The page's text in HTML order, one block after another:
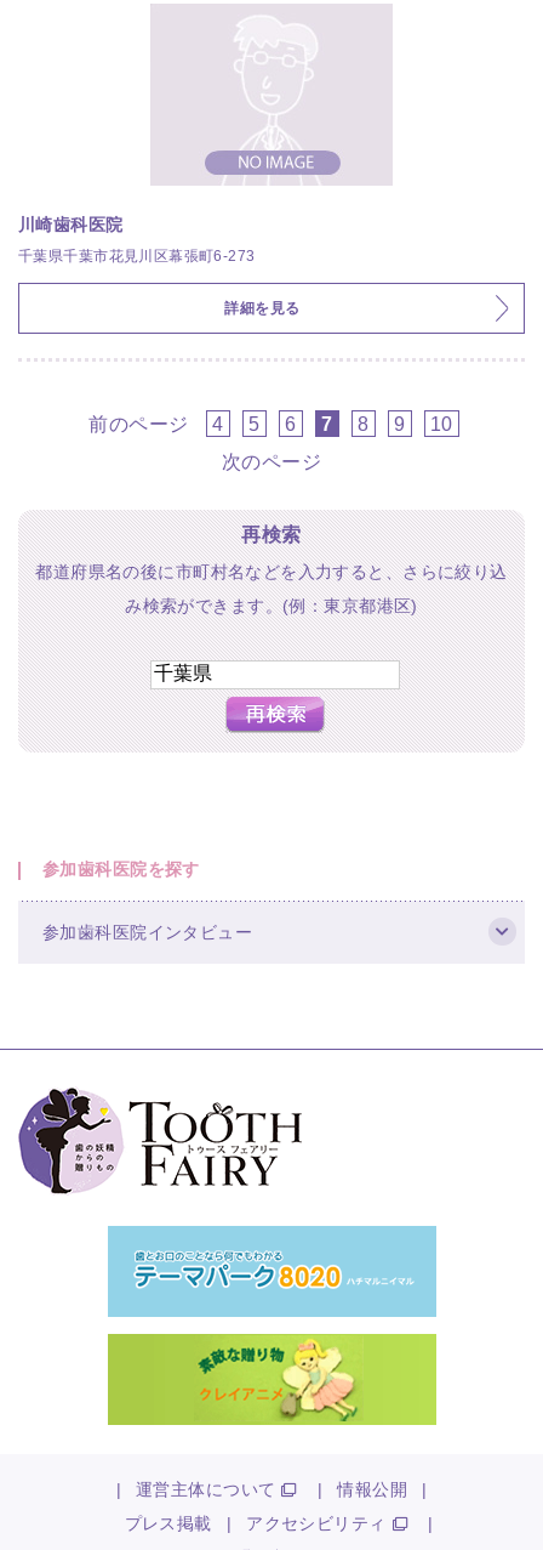
川崎歯科医院
千葉県千葉市花見川区幕張町6-273
詳細を見る
前のページ 4 5 6 7 8 9
10
次のページ
再検索
都道府県名の後に市町村名などを入力すると、さらに絞り込
み検索ができます。(例：東京都港区)
参加歯科医院を探す
参加歯科医院インタビュー
| 運営主体について | 情報公開
|
プレス掲載
| アクセシビリティ
|